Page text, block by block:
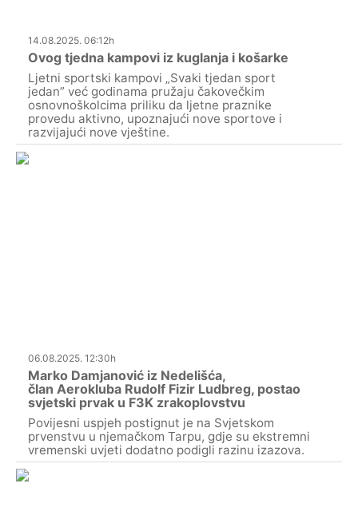
14.08.2025. 06:12h
Ovog tjedna kampovi iz kuglanja i košarke
Ljetni sportski kampovi „Svaki tjedan sport
jedan” već godinama pružaju čakovečkim
osnovnoškolcima priliku da ljetne praznike
provedu aktivno, upoznajući nove sportove i
razvijajući nove vještine.
06.08.2025. 12:30h
Marko Damjanović iz Nedelišća,
član Aerokluba Rudolf Fizir Ludbreg, postao
svjetski prvak u F3K zrakoplovstvu
Povijesni uspjeh postignut je na Svjetskom
prvenstvu u njemačkom Tarpu, gdje su ekstremni
vremenski uvjeti dodatno podigli razinu izazova.